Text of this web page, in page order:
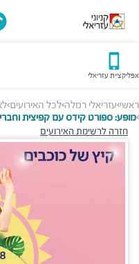
אפליקציית עזריאלי
ראשי>עזריאלי רמלה>לכל האירועים>
>מופע: ספורט קידס עם קפיצית
חזרה לרשימת האירועים